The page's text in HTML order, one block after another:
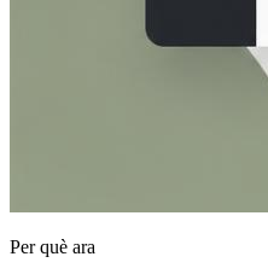
Per què ara